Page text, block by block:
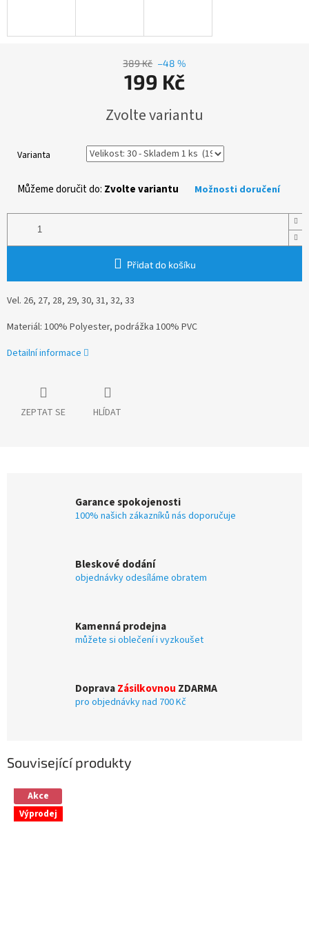
389 Kč –48 %
199 Kč
cena:
Zvolte variantu
Varianta
Můžeme doručit do: Zvolte variantu Možnosti doručení
Přidat do košíku
Vel. 26, 27, 28, 29, 30, 31, 32, 33
Materiál: 100% Polyester, podrážka 100% PVC
Detailní informace
ZEPTAT SE HLÍDAT
Garance spokojenosti
100% našich zákazníků nás doporučuje
Bleskové dodání
objednávky odesíláme obratem
Kamenná prodejna
můžete si oblečení i vyzkoušet
DopravaZásilkovnou ZDARMA
pro objednávky nad 700 Kč
Související produkty
Akce
Výprodej